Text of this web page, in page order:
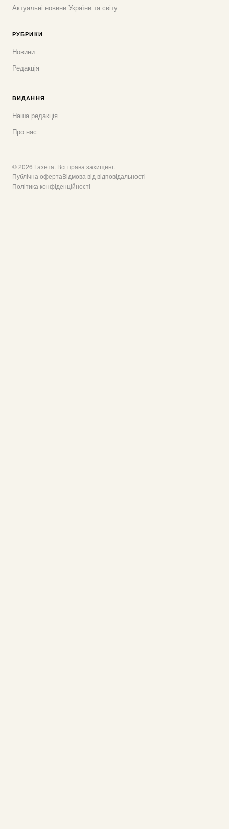
Актуальні новини України та світу
РУБРИКИ
Новини
Редакція
ВИДАННЯ
Наша редакція
Про нас
© 2026 Газета. Всі права захищені.
Публічна офертаВідмова від відповідальності
Політика конфіденційності